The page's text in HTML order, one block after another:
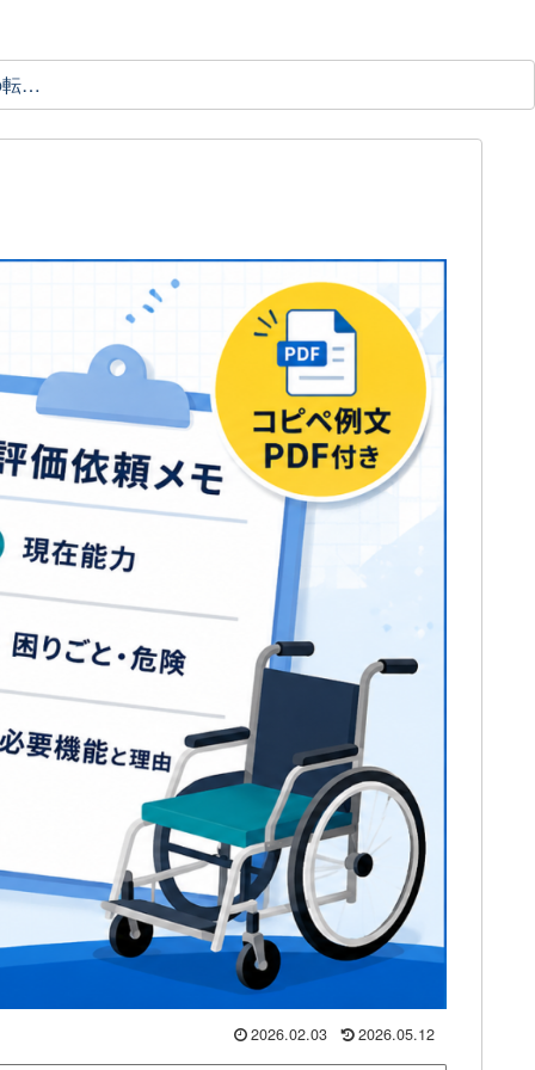
理学療法士の転職ガイド
2026.02.03 2026.05.12